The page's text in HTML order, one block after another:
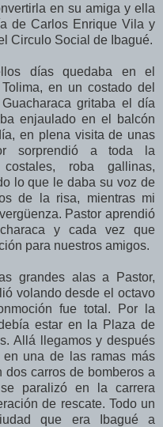
en su amiga y ella
de Carlos Enrique Vila y
Circulo Social de Ibagué.
días quedaba en el
en un costado del
gritaba el día
enjaulado en el balcón
en plena visita de unas
sorprendió a toda la
roba gallinas,
lo que le daba su voz de
de la risa, mientras mi
Pastor aprendió
y cada vez que
para nuestros amigos.
grandes alas a Pastor,
volando desde el octavo
fue total. Por la
estar en la Plaza de
Allá llegamos y después
una de las ramas más
carros de bomberos a
paralizó en la carrera
de rescate. Todo un
que era Ibagué a